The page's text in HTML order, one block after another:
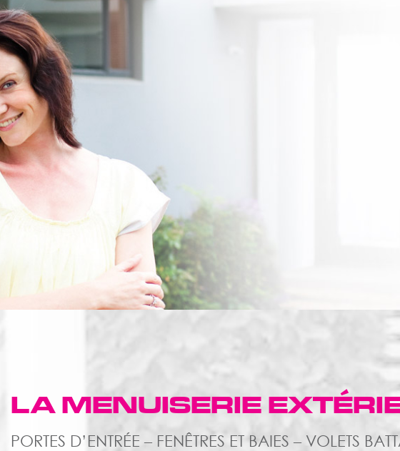
LA MENUISERIE
PORTES D’ENTRÉE – FENÊTRES ET BAIES – VOLETS